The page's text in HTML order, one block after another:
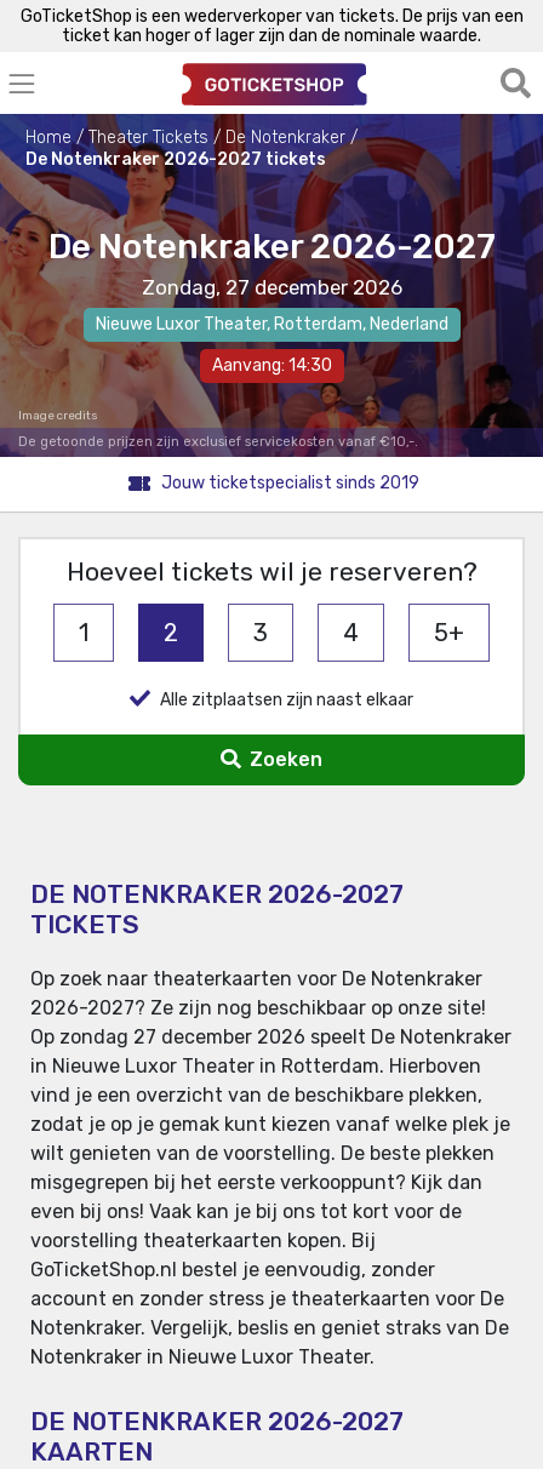
GoTicketShop is een wederverkoper van tickets. De prijs van een
ticket kan hoger of lager zijn dan de nominale waarde.
Home Theater Tickets
De Notenkraker
De Notenkraker 2026-2027 tickets
De Notenkraker 2026-2027
Zondag, 27 december 2026
Nieuwe Luxor Theater, Rotterdam, Nederland
Aanvang: 14:30
Image credits
De getoonde prijzen zijn exclusief servicekosten vanaf €10,-.
Jouw ticketspecialist sinds 2019
Hoeveel tickets wil je reserveren?
1 2 3 4 5+
Alle zitplaatsen zijn naast elkaar
Zoeken
DE NOTENKRAKER 2026-2027
TICKETS
Op zoek naar theaterkaarten voor De Notenkraker
2026-2027? Ze zijn nog beschikbaar op onze site!
Op zondag 27 december 2026 speelt De Notenkraker
in Nieuwe Luxor Theater in Rotterdam. Hierboven
vind je een overzicht van de beschikbare plekken,
zodat je op je gemak kunt kiezen vanaf welke plek je
wilt genieten van de voorstelling. De beste plekken
misgegrepen bij het eerste verkooppunt? Kijk dan
even bij ons! Vaak kan je bij ons tot kort voor de
voorstelling theaterkaarten kopen. Bij
GoTicketShop.nl bestel je eenvoudig, zonder
account en zonder stress je theaterkaarten voor De
Notenkraker. Vergelijk, beslis en geniet straks van De
Notenkraker in Nieuwe Luxor Theater.
DE NOTENKRAKER 2026-2027
KAARTEN